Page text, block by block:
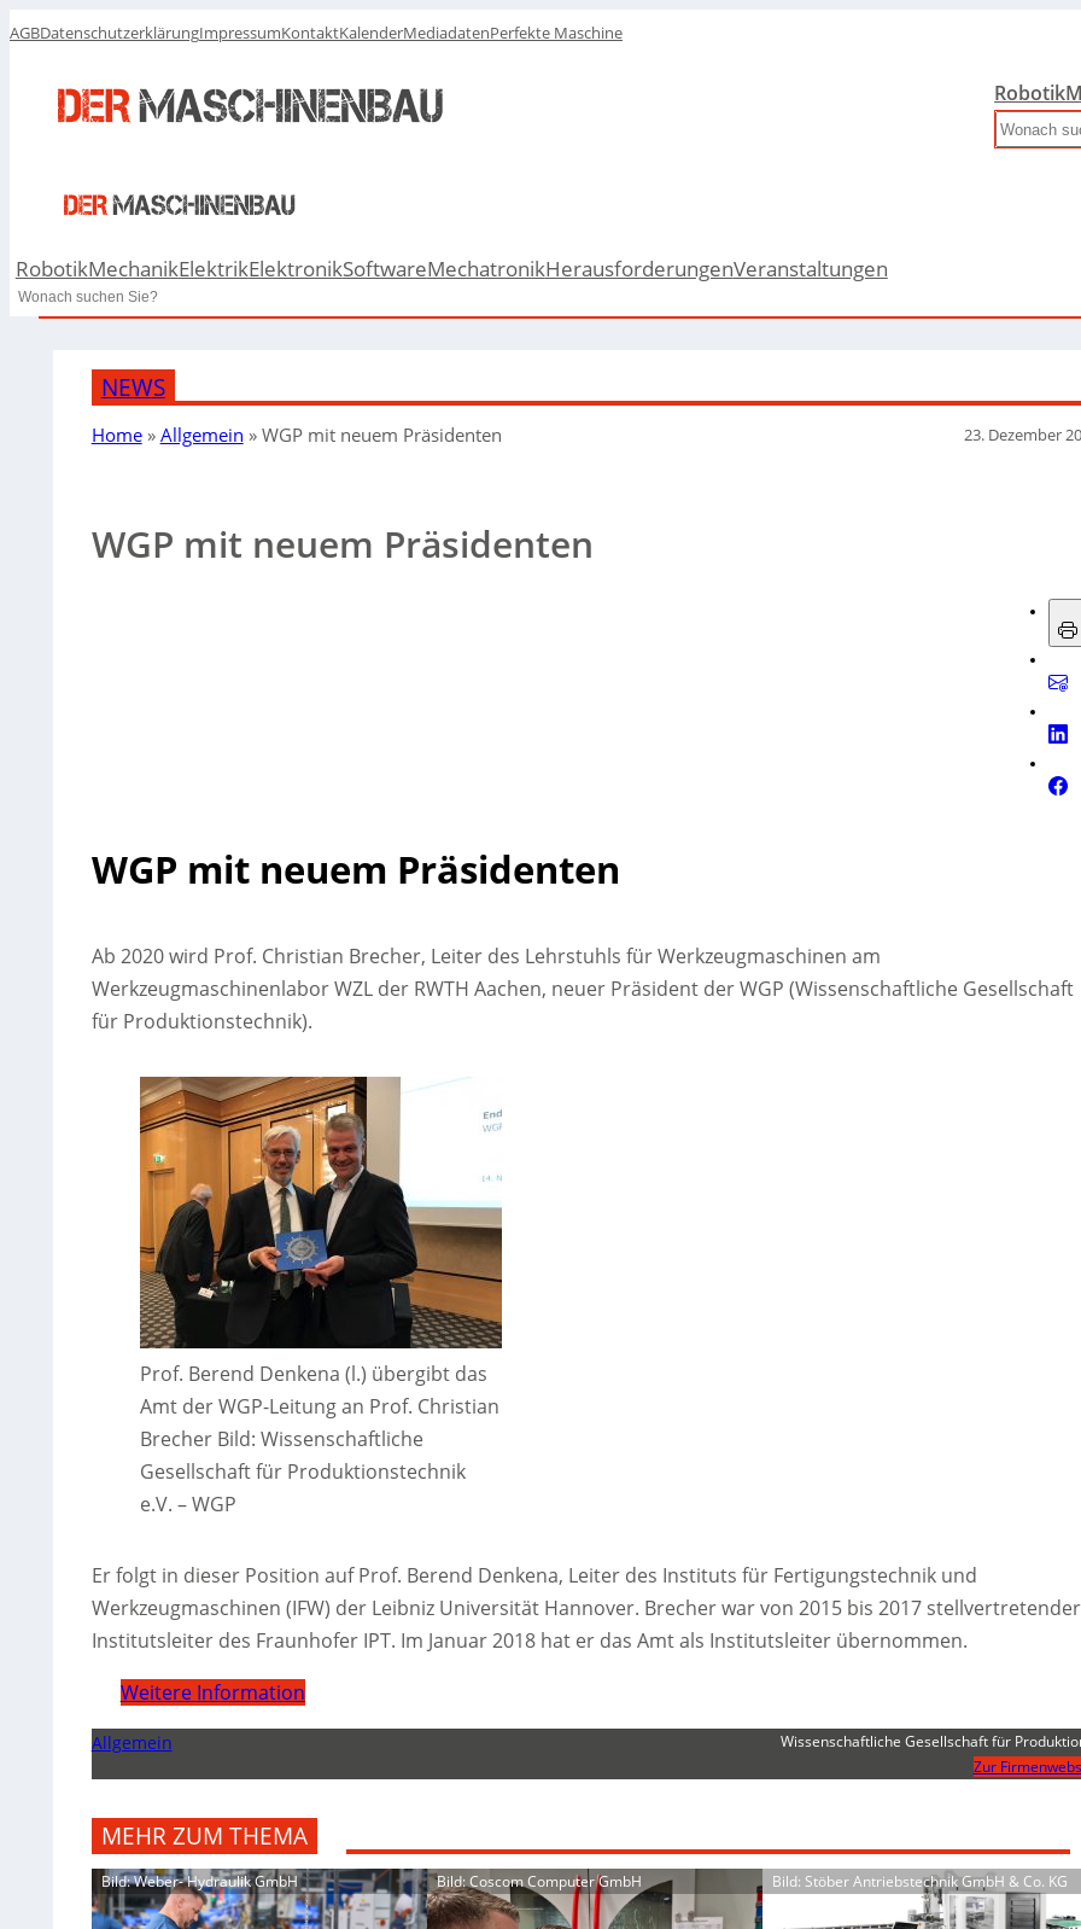
AGBDatenschutzerklärungImpressumKontaktKalenderMediadatenPerfekte Maschine
Robotik
Search
RobotikMechanikElektrikElektronikSoftwareMechatronikHerausforderungenVeranstaltungen
Search
NEWS
Home» Allgemein » WGP mit neuem Präsidenten 23. Dezember
WGP mit neuem Präsidenten
WGP mit neuem Präsidenten
Ab 2020 wird Prof. Christian Brecher, Leiter des Lehrstuhls für Werkzeugmaschinen am
Werkzeugmaschinenlabor WZL der RWTH Aachen, neuer Präsident der WGP (Wissenschaftliche Gesellschaft
für Produktionstechnik).
Prof. Berend Denkena (l.) übergibt das
Amt der WGP-Leitung an Prof. Christian
Brecher Bild: Wissenschaftliche
Gesellschaft für Produktionstechnik
e.V. – WGP
Er folgt in dieser Position auf Prof. Berend Denkena, Leiter des Instituts für Fertigungstechnik und
Werkzeugmaschinen (IFW) der Leibniz Universität Hannover. Brecher war von 2015 bis 2017 stellvertretender
Institutsleiter des Fraunhofer IPT. Im Januar 2018 hat er das Amt als Institutsleiter übernommen.
Weitere Information
Allgemein
Wissenschaftliche Gesellschaft für
Zur
MEHR ZUM THEMA
Bild: Weber- Hydraulik GmbH Bild: Coscom Computer GmbH Bild: Stöber Antriebstechnik GmbH & Co. KG